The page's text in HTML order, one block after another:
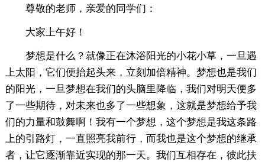
尊敬的老师，亲爱的同学们：
大家上午好！
梦想是什么？就像正在沐浴阳光的小花小草，一旦遇
上太阳，它们便抬起头来，立刻加倍精神。梦想也是我们
的阳光，一旦梦想在我们的头脑里降临，我们对明天便多
了一些期待，对未来也多了一些想象，这就是梦想给予我
们的力量和鼓舞啊！我有一个梦想，这个梦想是我这条路
上的引路灯，一直照亮我前行，而我也是这个梦想的继承
者，让它逐渐靠近实现的那一天。我们互相存在，彼此扶